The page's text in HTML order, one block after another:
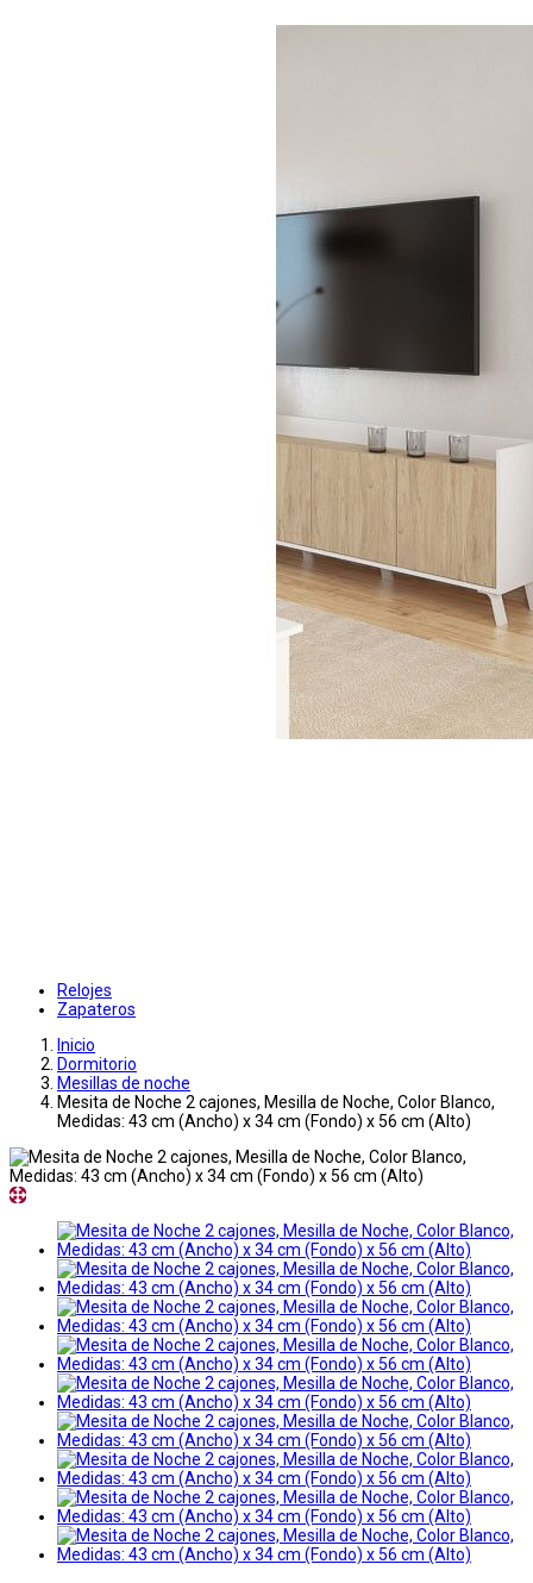
Relojes
Zapateros
Inicio
Dormitorio
Mesillas de noche
Mesita de Noche 2 cajones, Mesilla de Noche, Color Blanco,
Medidas: 43 cm (Ancho) x 34 cm (Fondo) x 56 cm (Alto)